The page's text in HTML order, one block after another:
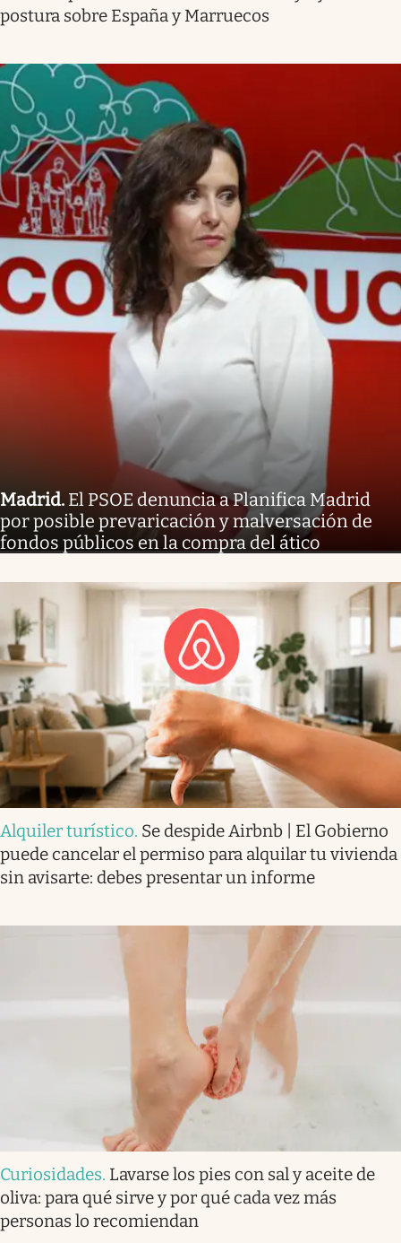
postura sobre España y Marruecos
Madrid. El PSOE denuncia a Planifica Madrid
por posible prevaricación y malversación de
fondos públicos en la compra del ático
Alquiler turístico. Se despide Airbnb | El Gobierno
puede cancelar el permiso para alquilar tu vivienda
sin avisarte: debes presentar un informe
Curiosidades. Lavarse los pies con sal y aceite de
oliva: para qué sirve y por qué cada vez más
personas lo recomiendan